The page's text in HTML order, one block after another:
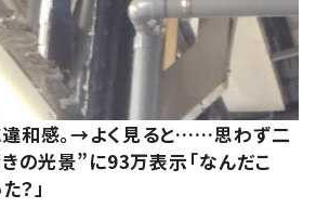
和感。→よく見ると……思わず二
の光景”に93万表示「なんだこ
？」